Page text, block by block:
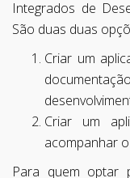
Integrados de
São duas duas
Criar um
Criar um
acompanhar
Para quem optar